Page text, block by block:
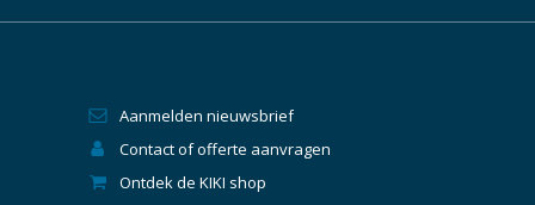
Aanmelden nieuwsbrief
Contact of offerte aanvragen
Ontdek de KIKI shop